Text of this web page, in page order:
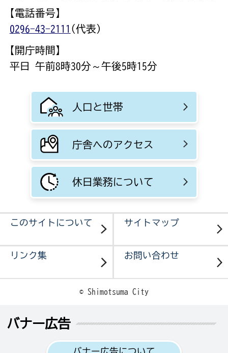
【電話番号】
0296-43-2111 (代表)
【開庁時間】
平日 午前8時30分～午後5時15分
人口と世帯
庁舎へのアクセス
休日業務について
このサイトについて サイトマップ
リンク集 お問い合わせ
© Shimotsuma City
バナー広告
バナー広告について